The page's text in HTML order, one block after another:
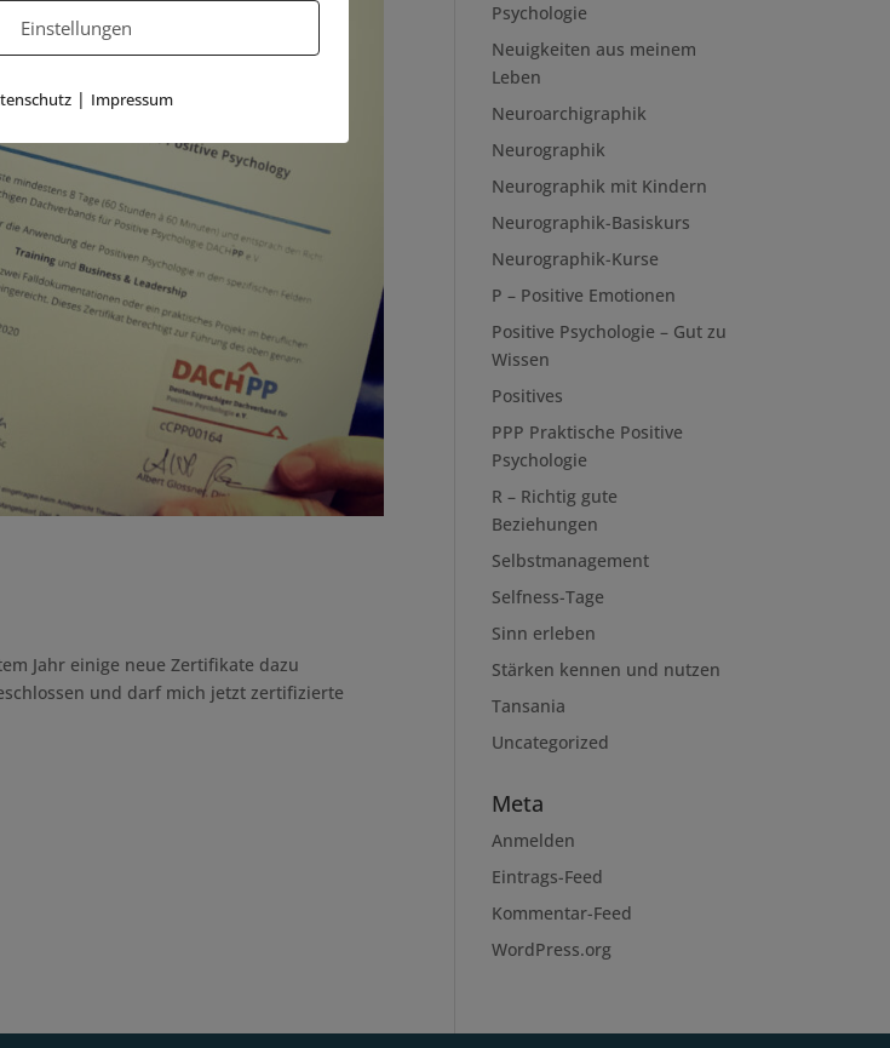
Jahr einige neue Zertifikate dazu
und darf mich jetzt zertifizierte
Psychologie
Neuigkeiten aus meinem
Leben
Neuroarchigraphik
Neurographik
Neurographik mit Kindern
Neurographik-Basiskurs
Neurographik-Kurse
P – Positive Emotionen
Positive Psychologie – Gut zu
Wissen
Positives
PPP Praktische Positive
Psychologie
R – Richtig gute
Beziehungen
Selbstmanagement
Selfness-Tage
Sinn erleben
Stärken kennen und nutzen
Tansania
Uncategorized
Meta
Anmelden
Eintrags-Feed
Kommentar-Feed
WordPress.org
Einstellungen
| Impressum